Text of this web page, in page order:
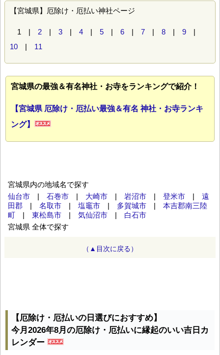
【宮城県】厄除け・厄払い神社ページ
1 | 2 | 3 | 4 | 5 | 6 | 7 | 8 | 9 |
10 | 11
宮城県の最強＆有名神社・お寺をランキングで紹介！
【宮城県 厄除け・厄払い最強＆有名 神社・お寺ランキ
ング】
宮城県内の地域名で探す
仙台市 | 石巻市 | 大崎市 | 岩沼市 | 登米市 | 遠
田郡 | 名取市 | 塩竈市 | 多賀城市 | 本吉郡南三陸
町 | 東松島市 | 気仙沼市 | 白石市
宮城県 全体で探す
（▲目次に戻る）
【厄除け・厄払いの日選びにおすすめ】
今月2026年8月の厄除け・厄払いに縁起のいい吉日カ
レンダー